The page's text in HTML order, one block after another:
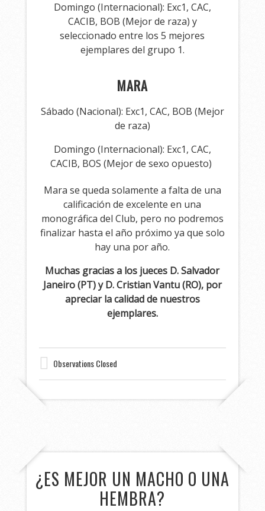
Domingo (Internacional): Exc1, CAC,
CACIB, BOB (Mejor de raza) y
seleccionado entre los 5 mejores
ejemplares del grupo 1.
MARA
Sábado (Nacional): Exc1, CAC, BOB (Mejor
de raza)
Domingo (Internacional): Exc1, CAC,
CACIB, BOS (Mejor de sexo opuesto)
Mara se queda solamente a falta de una
calificación de excelente en una
monográfica del Club, pero no podremos
finalizar hasta el año próximo ya que solo
hay una por año.
Muchas gracias a los jueces D. Salvador
Janeiro (PT) y D. Cristian Vantu (RO), por
apreciar la calidad de nuestros
ejemplares.
Observations Closed
¿ES MEJOR UN MACHO O UNA
HEMBRA?